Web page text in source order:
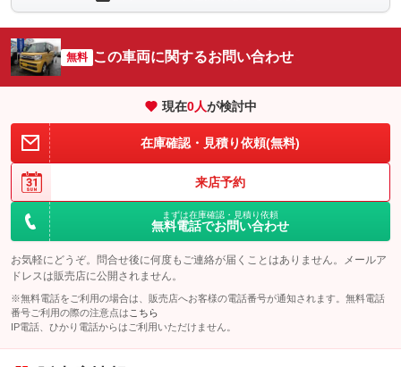
：装備なし ：装備なし
サイドカメラ
：装備なし ルーフレール
：装備なし
：装備なし
：装備なし
無料 この車両に関するお問い合わせ
現在0人が検討中
在庫確認・見積り依頼(無料)
来店予約
まずは在庫確認・見積り依頼
無料電話でお問い合わせ
お気軽にどうぞ。問合せ後に何度もご連絡が届くことはありません。メールア
ドレスは販売店に公開されません。
※無料電話をご利用の場合は、販売店へお客様の電話番号が通知されます。無料電話
番号ご利用の際の注意点は こちら
IP電話、ひかり電話からはご利用いただけません。